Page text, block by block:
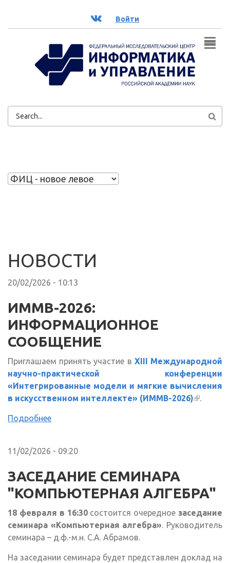
ВК Войти
ФОРМА
НОВОСТИ
20/02/2026 - 10:13
ИММВ-2026:
ИНФОРМАЦИОННОЕ
СООБЩЕНИЕ
Приглашаем принять участие в XIII Международной
научно-практической конференции
«Интегрированные модели и мягкие вычисления
в искусственном интеллекте» (ИММВ-2026)
.
Подробнее
11/02/2026 - 09:20
ЗАСЕДАНИЕ СЕМИНАРА
"КОМПЬЮТЕРНАЯ АЛГЕБРА"
18 февраля в 16:30состоится очередное заседание
семинара «Компьютерная алгебра». Руководитель
семинара – д.ф.-м.н. С.А. Абрамов.
На заседании семинара будет представлен доклад на